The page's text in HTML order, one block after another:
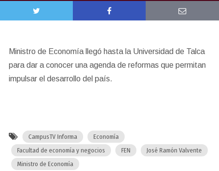
Ministro de Economía llegó hasta la Universidad de Talca
para dar a conocer una agenda de reformas que permitan
impulsar el desarrollo del país.
CampusTV Informa
Economía
Facultad de economía y negocios
FEN
José Ramón Valvente
Ministro de Economía